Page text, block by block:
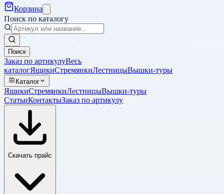
Корзина
Поиск по каталогу
Поиск
Заказ по артикулуВесь
каталогЯщикиСтремянкиЛестницыВышки-туры
Каталог
ЯщикиСтремянкиЛестницыВышки-туры
СтатьиКонтактыЗаказ по артикулу
Скачать прайс